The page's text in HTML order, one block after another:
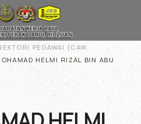
PEGAWAI (CAW.
HELMI RIZAL BIN ABU